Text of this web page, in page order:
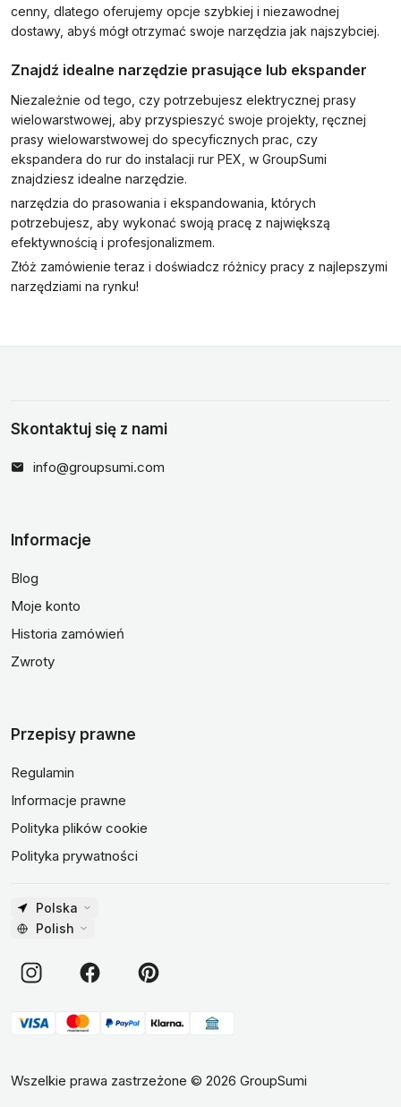
cenny, dlatego oferujemy opcje szybkiej i niezawodnej
dostawy, abyś mógł otrzymać swoje narzędzia jak najszybciej.
Znajdź idealne narzędzie prasujące lub ekspander
Niezależnie od tego, czy potrzebujesz elektrycznej prasy
wielowarstwowej, aby przyspieszyć swoje projekty, ręcznej
prasy wielowarstwowej do specyficznych prac, czy
ekspandera do rur do instalacji rur PEX, w GroupSumi
znajdziesz idealne narzędzie.
narzędzia do prasowania i ekspandowania, których
potrzebujesz, aby wykonać swoją pracę z największą
efektywnością i profesjonalizmem.
Złóż zamówienie teraz i doświadcz różnicy pracy z najlepszymi
narzędziami na rynku!
Skontaktuj się z nami
info@groupsumi.com
Informacje
Blog
Moje konto
Historia zamówień
Zwroty
Przepisy prawne
Regulamin
Informacje prawne
Polityka plików cookie
Polityka prywatności
Polska
Polish
Wszelkie prawa zastrzeżone © 2026 GroupSumi